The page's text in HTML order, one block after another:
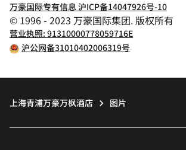
万豪国际专有信息 沪ICP备14047926号-10
© 1996 - 2023 万豪国际集团. 版权所有
营业执照: 91310000778059716E
沪公网备31010402006319号
上海青浦万豪万枫酒店 图片